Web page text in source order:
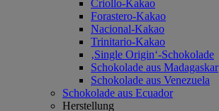
Criollo-Kakao
Forastero-Kakao
Nacional-Kakao
Trinitario-Kakao
‚Single Origin‘-Schokolade
Schokolade aus Madagaskar
Schokolade aus Venezuela
Schokolade aus Ecuador
Herstellung